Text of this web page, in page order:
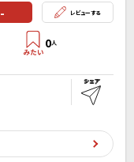
- レビューする
0人